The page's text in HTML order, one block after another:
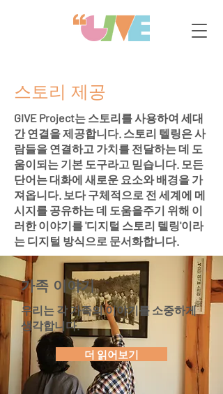
스토리 제공
GIVE Project는 스토리를 사용하여 세대
간 연결을 제공합니다. 스토리 텔링은 사
람들을 연결하고 가치를 전달하는 데 도
움이되는 기본 도구라고 믿습니다. 모든
단어는 대화에 새로운 요소와 배경을 가
져옵니다. 보다 구체적으로 전 세계에 메
시지를 공유하는 데 도움을주기 위해 이
러한 이야기를 '디지털 스토리 텔링'이라
는 디지털 방식으로 문서화합니다.
가족 이야기
우리는 각 가족의 이야기를 소중하게
생각합니다.
더 읽어보기